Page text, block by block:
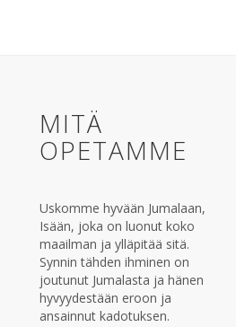
MITÄ
OPETAMME
Uskomme hyvään Jumalaan,
Isään, joka on luonut koko
maailman ja ylläpitää sitä.
Synnin tähden ihminen on
joutunut Jumalasta ja hänen
hyvyydestään eroon ja
ansainnut kadotuksen.